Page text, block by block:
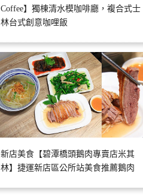
Coffee】獨棟清水模咖啡廳，複合式士
林台式創意咖哩飯
新店美食【碧潭橋頭鵝肉專賣店米其
林】捷運新店區公所站美食推薦鵝肉